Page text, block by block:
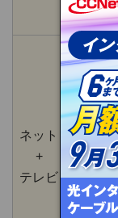
ネット
+
テレビ
ファ
劇ス
バラ
セレ